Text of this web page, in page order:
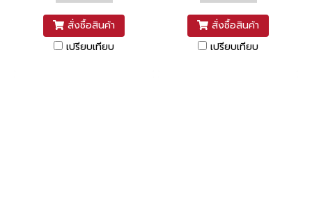
สั่งซื้อสินค้า
เปรียบเทียบ
สั่งซื้อสินค้า
เปรียบเทียบ